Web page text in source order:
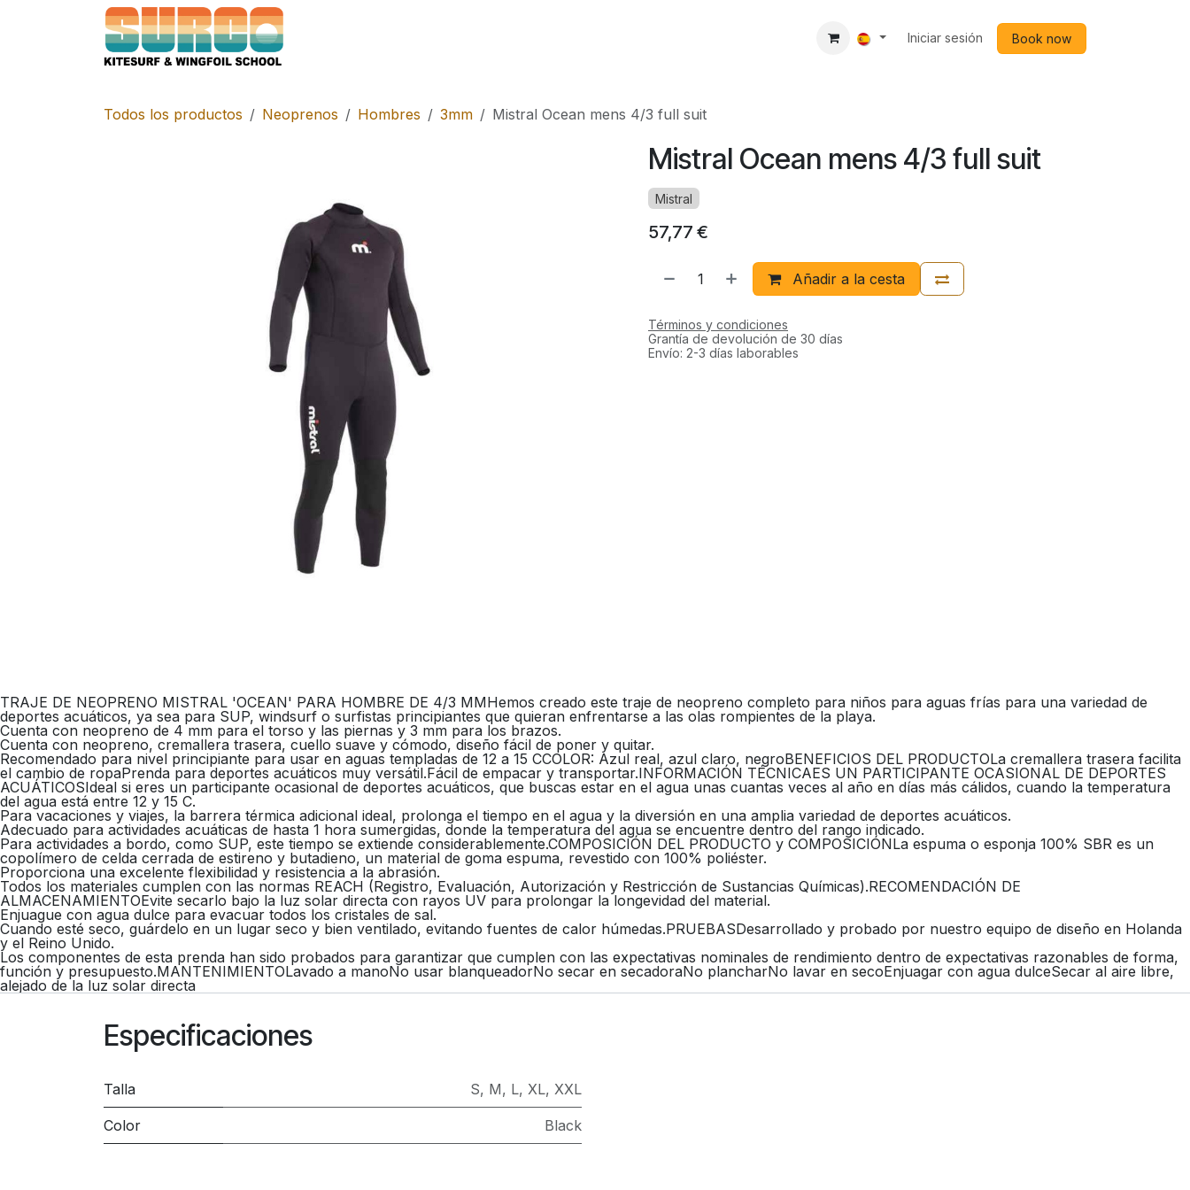
Iniciar sesión Book now
Todos los productos Neoprenos Hombres 3mm Mistral Ocean mens 4/3 full suit
Mistral Ocean mens 4/3 full suit
Mistral
57,77 €
Añadir a la cesta
Términos y condiciones
Grantía de devolución de 30 días
Envío: 2-3 días laborables
TRAJE DE NEOPRENO MISTRAL 'OCEAN' PARA HOMBRE DE 4/3 MMHemos creado este traje de neopreno completo para niños para aguas frías para una variedad de
deportes acuáticos, ya sea para SUP, windsurf o surfistas principiantes que quieran enfrentarse a las olas rompientes de la playa.
Cuenta con neopreno de 4 mm para el torso y las piernas y 3 mm para los brazos.
Cuenta con neopreno, cremallera trasera, cuello suave y cómodo, diseño fácil de poner y quitar.
Recomendado para nivel principiante para usar en aguas templadas de 12 a 15 CCOLOR: Azul real, azul claro, negroBENEFICIOS DEL PRODUCTOLa cremallera trasera facilita
el cambio de ropaPrenda para deportes acuáticos muy versátil.Fácil de empacar y transportar.INFORMACIÓN TÉCNICAES UN PARTICIPANTE OCASIONAL DE DEPORTES
ACUÁTICOSIdeal si eres un participante ocasional de deportes acuáticos, que buscas estar en el agua unas cuantas veces al año en días más cálidos, cuando la temperatura
del agua está entre 12 y 15 C.
Para vacaciones y viajes, la barrera térmica adicional ideal, prolonga el tiempo en el agua y la diversión en una amplia variedad de deportes acuáticos.
Adecuado para actividades acuáticas de hasta 1 hora sumergidas, donde la temperatura del agua se encuentre dentro del rango indicado.
Para actividades a bordo, como SUP, este tiempo se extiende considerablemente.COMPOSICIÓN DEL PRODUCTO y COMPOSICIÓNLa espuma o esponja 100% SBR es un
copolímero de celda cerrada de estireno y butadieno, un material de goma espuma, revestido con 100% poliéster.
Proporciona una excelente flexibilidad y resistencia a la abrasión.
Todos los materiales cumplen con las normas REACH (Registro, Evaluación, Autorización y Restricción de Sustancias Químicas).RECOMENDACIÓN DE
ALMACENAMIENTOEvite secarlo bajo la luz solar directa con rayos UV para prolongar la longevidad del material.
Enjuague con agua dulce para evacuar todos los cristales de sal.
Cuando esté seco, guárdelo en un lugar seco y bien ventilado, evitando fuentes de calor húmedas.PRUEBASDesarrollado y probado por nuestro equipo de diseño en Holanda
y el Reino Unido.
Los componentes de esta prenda han sido probados para garantizar que cumplen con las expectativas nominales de rendimiento dentro de expectativas razonables de forma,
función y presupuesto.MANTENIMIENTOLavado a manoNo usar blanqueadorNo secar en secadoraNo plancharNo lavar en secoEnjuagar con agua dulceSecar al aire libre,
alejado de la luz solar directa
Especificaciones
Talla S, M, L, XL, XXL
Color Black